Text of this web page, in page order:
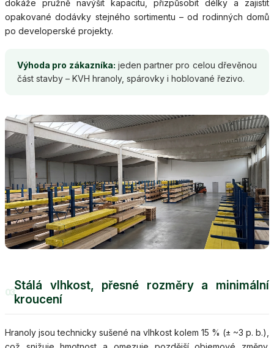
dokáže pružně navýšit kapacitu, přizpůsobit délky a zajistit
opakované dodávky stejného sortimentu – od rodinných domů
po developerské projekty.
Výhoda pro zákazníka: jeden partner pro celou dřevěnou
část stavby – KVH hranoly, spárovky i hoblované řezivo.
03Stálá vlhkost, přesné rozměry a minimální
kroucení
Hranoly jsou technicky sušené na vlhkost kolem 15 % (± ~3 p. b.),